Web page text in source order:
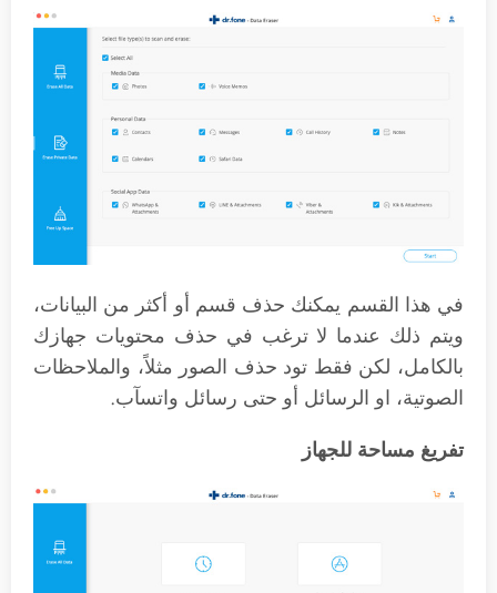
في هذا القسم يمكنك حذف قسم أو أكثر من البيانات،
ويتم ذلك عندما لا ترغب في حذف محتويات جهازك
بالكامل، لكن فقط تود حذف الصور مثلاً، والملاحظات
الصوتية، او الرسائل أو حتى رسائل واتسآب.
تفريغ مساحة للجهاز